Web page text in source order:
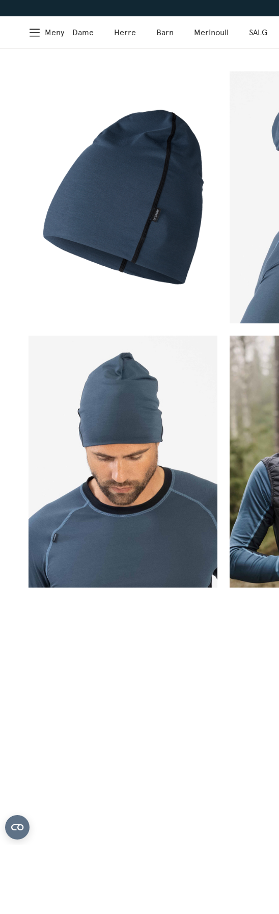
Meny Dame Herre Barn Merinoull SALG